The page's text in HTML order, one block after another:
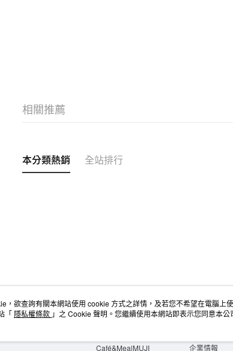
相關推薦
本分類熱銷 全站排行
店舖情報
門市服務
Café&MealMUJI
空間改造企
大宗採購
企業情報
，欲查詢有關本網站使用 cookie 方式之詳情，及若您不希望在電腦上
「 隱私權條款 」之 Cookie 聲明。您繼續使用本網站即表示您同意本